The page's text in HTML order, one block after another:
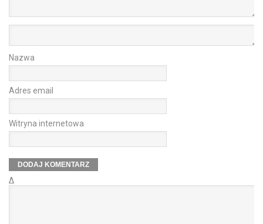
Nazwa
Adres email
Witryna internetowa
Δ